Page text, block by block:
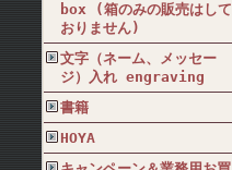
box (箱のみの販売はして
おりません)
文字（ネーム、メッセー
ジ）入れ engraving
書籍
HOYA